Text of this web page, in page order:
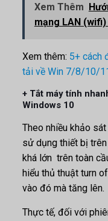
Xem Thêm
mạng LAN
Xem thêm: 5+ cách
tải về Win 7/8/10/
+ Tắt máy tính
Windows 10
Theo nhiều khảo
sử dụng thiết bị
khá lớn trên toàn
hiểu thủ thuật turn
vào đó mà tăng lên.
Thực tế, đối với